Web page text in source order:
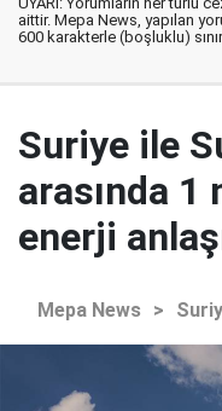
aittir. Mepa News, yapılan
600 karakterle (boşluklu)
Suriye ile
arasında 1
enerji
Mepa News >